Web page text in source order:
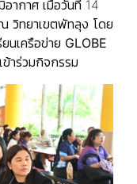
ากาศ เมื่อวันที่ 14
วิทยาเขตพัทลุง โดย
นเครือข่าย GLOBE
าร่วมกิจกรรม